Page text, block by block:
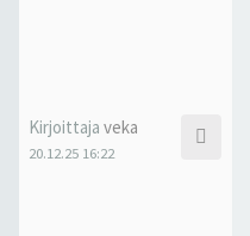
Kirjoittaja veka
20.12.25 16:22